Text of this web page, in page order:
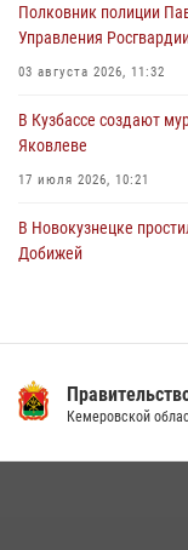
05 августа 2026, 07:45
Полковник полиции
Управления
03 августа 2026, 11:32
В Кузбассе создают
Яковлеве
17 июля 2026, 10:21
В Новокузнецке
Добижей
14 июля 2026, 08:52
Кемеровской